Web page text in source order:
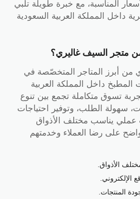
المناسبة، مع خبرة طويلة تلبي
داخل المملكة العربية السعودية
متجر السيف غاليري؟
من أبرز المتاجر المتخصّصة في
المطبخ داخل المملكة العربية
تسوق متكاملة تجمع بين تنوع
سهولة الطلب، وتوفير احتياجات
عملي يناسب مختلف الأذواق
واضح على رضا العملاء وخدمتهم
الأذواق.
الإلكتروني.
المنتجات.